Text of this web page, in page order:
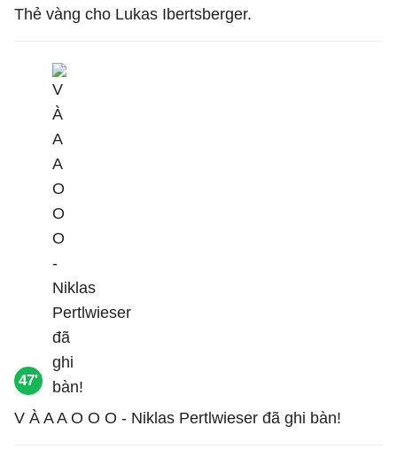
Thẻ vàng cho Lukas Ibertsberger.
47'
V À A A O O O - Niklas Pertlwieser đã ghi bàn!